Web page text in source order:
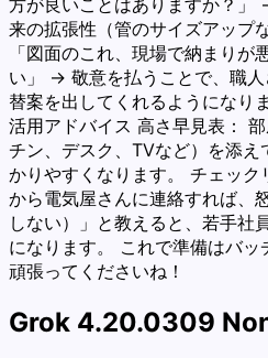
来の拡張性（管のサイズアップ
「図面のこれ、現場で納まりが
い」 → 敬意を払うことで、職
替案を出してくれるようになり
活用アドバイス 高さ早見表：
チン、デスク、TVなど）を添え
かりやすくなります。 チェック
から電気屋さんに連絡すれば、
しない）」と教えると、若手社
になります。 これで準備はバッ
頑張ってくださいね！
Grok 4.20.0309